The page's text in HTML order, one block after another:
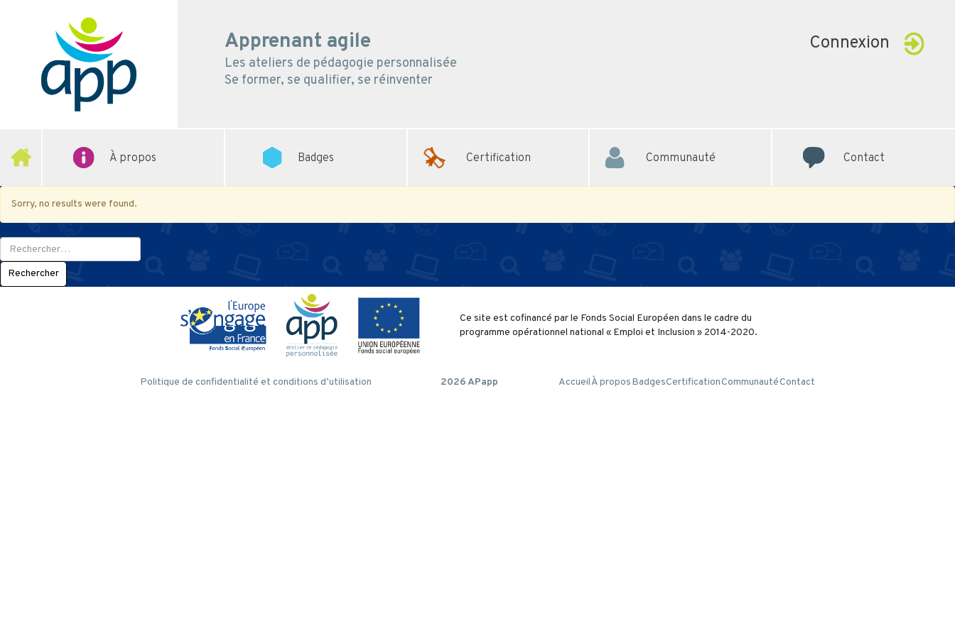
Apprenant agile Connexion
Les ateliers de pédagogie personnalisée
Se former, se qualifier, se réinventer
Sorry, no results were found.
Rechercher :
Ce site est cofinancé par le Fonds Social Européen dans le cadre du
programme opérationnel national « Emploi et Inclusion » 2014-2020.
AccueilÀ proposBadgesCertificationCommunautéContact
2026 APapp
Politique de confidentialité et conditions d’utilisation